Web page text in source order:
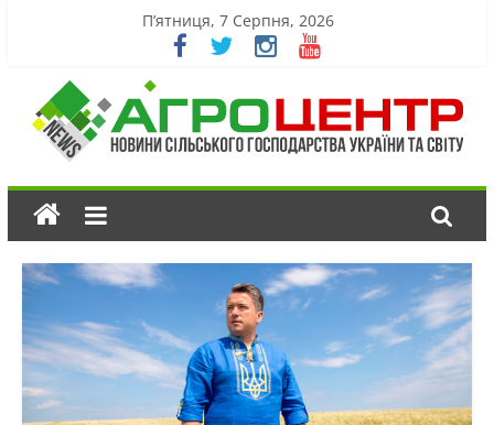
П’ятниця, 7 Серпня, 2026